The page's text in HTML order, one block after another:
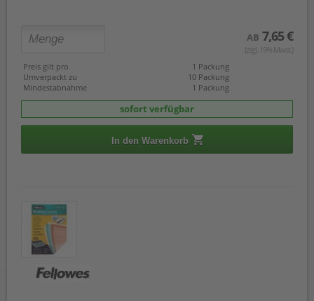
AB 7,65 €
(zzgl. 19% Mwst.)
Preis gilt pro
1 Packung
Umverpackt zu
10 Packung
Mindestabnahme
1 Packung
sofort verfügbar
In den Warenkorb